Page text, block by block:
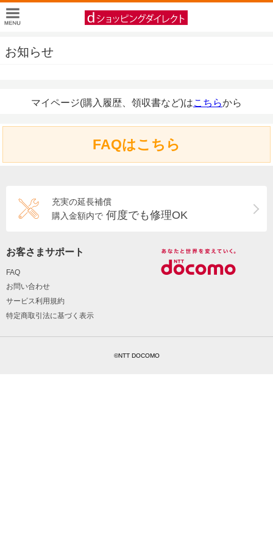
お知らせ
マイページ(購入履歴、領収書など)はこちらから
FAQはこちら
充実の延長補償
購入金額内で 何度でも修理OK
お客さまサポート
FAQ
お問い合わせ
サービス利用規約
特定商取引法に基づく表示
©NTT DOCOMO